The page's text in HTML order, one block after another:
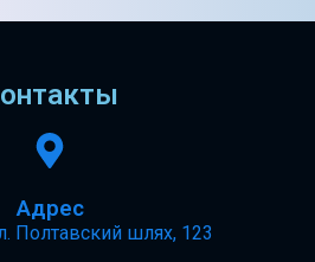
Адрес
Полтавский шлях, 123